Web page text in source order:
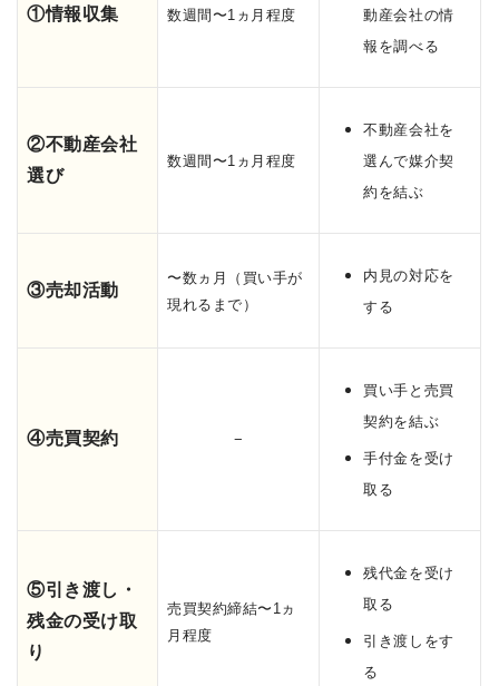
①情報収集 数週間〜1ヵ月程度
動産会社の情
報を調べる
②不動産会社
選び
数週間〜1ヵ月程度
不動産会社を
選んで媒介契
約を結ぶ
③売却活動
〜数ヵ月（買い手が
現れるまで）
内見の対応を
する
④売買契約 −
買い手と売買
契約を結ぶ
手付金を受け
取る
⑤引き渡し・
残金の受け取
り
売買契約締結〜1ヵ
月程度
残代金を受け
取る
引き渡しをす
る